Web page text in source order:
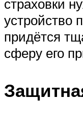
страховки
устройство
придётся
сферу его